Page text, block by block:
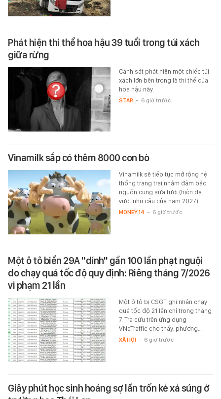
Phát hiện thi thể hoa hậu 39 tuổi trong túi xách
giữa rừng
Cảnh sát phát hiện một chiếc túi
xách lớn bên trong là thi thể của
hoa hậu này.
STAR - 6 giờ trước
Vinamilk sắp có thêm 8000 con bò
Vinamilk sẽ tiếp tục mở rộng hệ
thống trang trại nhằm đảm bảo
nguồn cung sữa tươi (hiện đã
vượt nhu cầu của năm 2027).
MONEY.14 - 6 giờ trước
Một ô tô biển 29A "dính" gần 100 lần phạt nguội
do chạy quá tốc độ quy định: Riêng tháng 7/2026
vi phạm 21 lần
Một ô tô bị CSGT ghi nhận chạy
quá tốc độ 21 lần chỉ trong tháng
7. Tra cứu trên ứng dụng
VNeTraffic cho thấy, phương…
XÃ HỘI - 6 giờ trước
Giây phút học sinh hoảng sợ lẩn trốn kẻ xả súng ở